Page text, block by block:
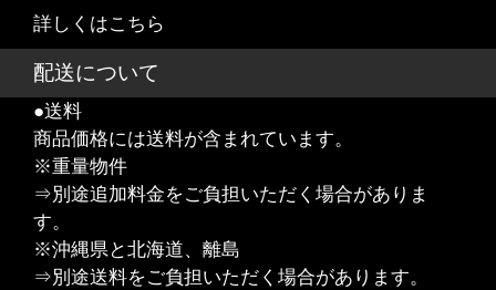
詳しくはこちら
配送について
●送料
商品価格には送料が含まれています。
※重量物件
⇒別途追加料金をご負担いただく場合がありま
す。
※沖縄県と北海道、離島
⇒別途送料をご負担いただく場合があります。